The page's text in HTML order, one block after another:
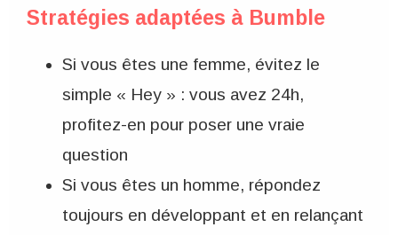
Stratégies adaptées à Bumble
Si vous êtes une femme, évitez le
simple « Hey » : vous avez 24h,
profitez-en pour poser une vraie
question
Si vous êtes un homme, répondez
toujours en développant et en relançant